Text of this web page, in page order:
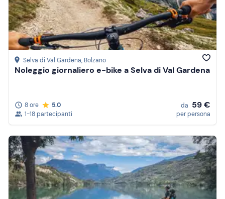
Prezzo (decrescente)
Recensioni
Selva di Val Gardena, Bolzano
Noleggio giornaliero e-bike a Selva di Val Gardena
8 ore
5.0
1-18 partecipanti
da 59 €
per persona